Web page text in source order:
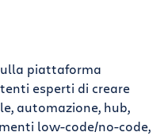
piattaforma
esperti di creare
automazione, hub,
low-code/no-code,